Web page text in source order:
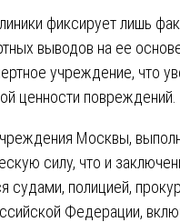
фиксирует лишь
выводов на ее
учреждение, что
ценности повреждений.
Москвы,
силу, что и
судами, полицией,
Федерации,